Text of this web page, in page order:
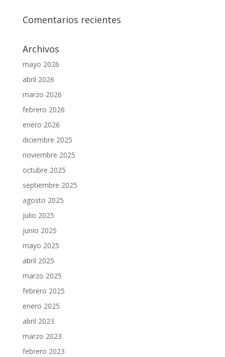
Comentarios recientes
Archivos
mayo 2026
abril 2026
marzo 2026
febrero 2026
enero 2026
diciembre 2025
noviembre 2025
octubre 2025
septiembre 2025
agosto 2025
julio 2025
junio 2025
mayo 2025
abril 2025
marzo 2025
febrero 2025
enero 2025
abril 2023
marzo 2023
febrero 2023